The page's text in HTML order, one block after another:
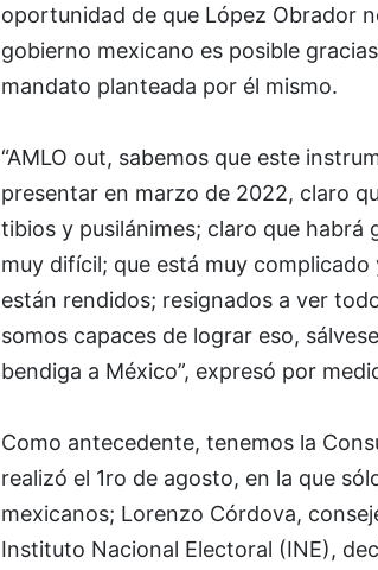
oportunidad de que López Obrador
gobierno mexicano es posible
mandato planteada por él mismo.
“AMLO out, sabemos que este
presentar en marzo de 2022, claro
tibios y pusilánimes; claro que habrá
muy difícil; que está muy
están rendidos; resignados a ver
somos capaces de lograr eso,
bendiga a México”, expresó por
Como antecedente, tenemos la
realizó el 1ro de agosto, en la que
mexicanos; Lorenzo Córdova,
Instituto Nacional Electoral (INE),